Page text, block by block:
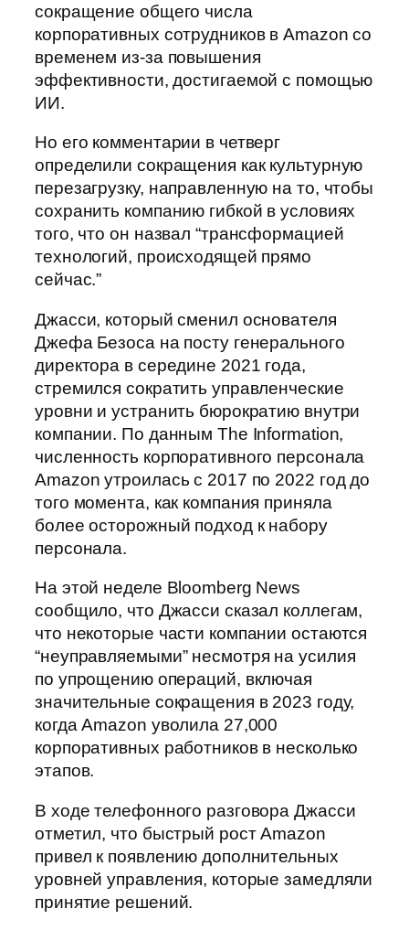
сокращение общего числа
корпоративных сотрудников в Amazon со
временем из-за повышения
эффективности, достигаемой с помощью
ИИ.
Но его комментарии в четверг
определили сокращения как культурную
перезагрузку, направленную на то, чтобы
сохранить компанию гибкой в условиях
того, что он назвал “трансформацией
технологий, происходящей прямо
сейчас.”
Джасси, который сменил основателя
Джефа Безоса на посту генерального
директора в середине 2021 года,
стремился сократить управленческие
уровни и устранить бюрократию внутри
компании. По данным The Information,
численность корпоративного персонала
Amazon утроилась с 2017 по 2022 год до
того момента, как компания приняла
более осторожный подход к набору
персонала.
На этой неделе Bloomberg News
сообщило, что Джасси сказал коллегам,
что некоторые части компании остаются
“неуправляемыми” несмотря на усилия
по упрощению операций, включая
значительные сокращения в 2023 году,
когда Amazon уволила 27,000
корпоративных работников в несколько
этапов.
В ходе телефонного разговора Джасси
отметил, что быстрый рост Amazon
привел к появлению дополнительных
уровней управления, которые замедляли
принятие решений.